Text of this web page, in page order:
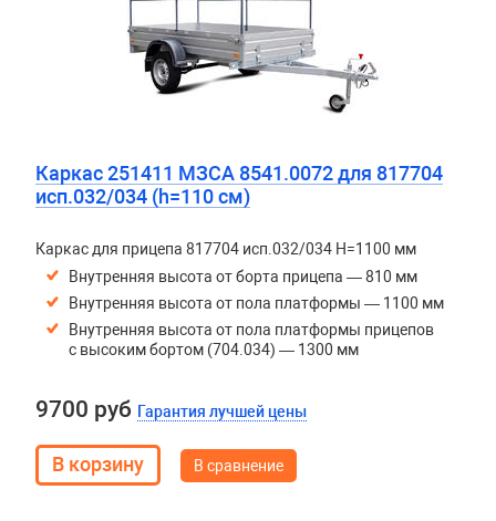
Каркас 251411 МЗСА 8541.0072 для 817704
исп.032/034 (h=110 см)
Каркас для прицепа 817704 исп.032/034 H=1100 мм
Внутренняя высота от борта прицепа — 810 мм
Внутренняя высота от пола платформы — 1100 мм
Внутренняя высота от пола платформы прицепов
с высоким бортом (704.034) — 1300 мм
9700 руб Гарантия лучшей цены
В сравнение